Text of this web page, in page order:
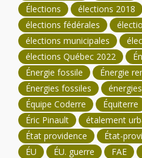
Élections
élections 2018
élections fédérales
élections municipales
élections Québec 2022
Énergie fossile
Énergie
Énergies fossiles
Équipe Coderre
Équiterre
Éric Pinault
étalement
État providence
État-
ÉU
ÉU. guerre FAE